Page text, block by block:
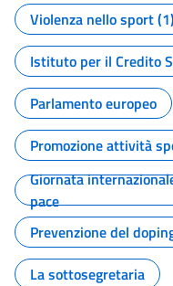
Violenza nello sport (1)
Istituto per il Credito
Parlamento europeo
Promozione attività
Giornata
pace
Prevenzione del
La sottosegretaria